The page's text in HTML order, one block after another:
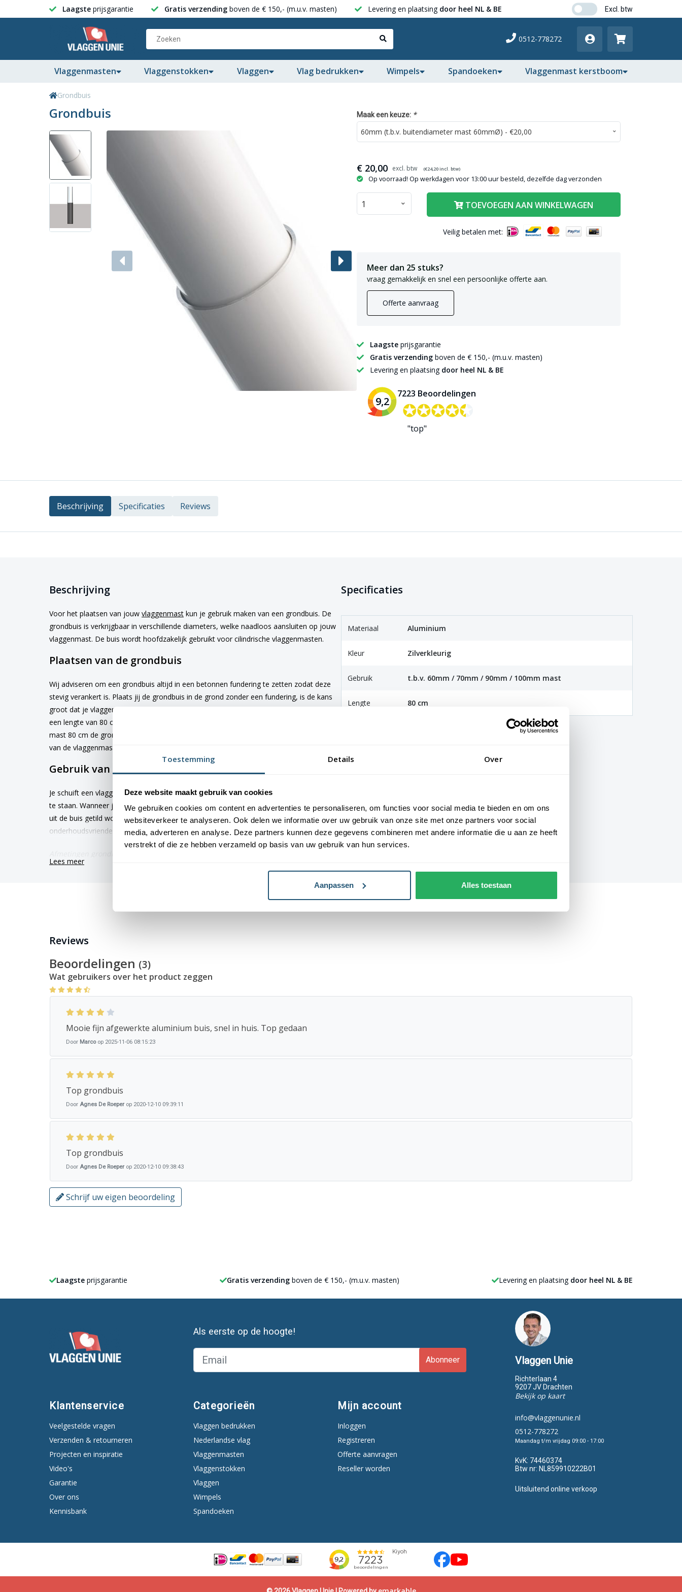
Toestemming Details Over
Deze website maakt gebruik van cookies
We gebruiken cookies om content en advertenties te personaliseren, om functies voor social media te bieden en om ons
websiteverkeer te analyseren. Ook delen we informatie over uw gebruik van onze site met onze partners voor social
media, adverteren en analyse. Deze partners kunnen deze gegevens combineren met andere informatie die u aan ze heeft
verstrekt of die ze hebben verzameld op basis van uw gebruik van hun services.
Aanpassen Alles toestaan
Laagste prijsgarantie Gratis verzending boven de € 150,- (m.u.v. masten) Levering en plaatsing door heel NL & BE
0512-778272
Vlaggenmasten Vlaggenstokken Vlaggen Vlag bedrukken Wimpels Spandoeken Vlaggenmast kerstboom
Grondbuis
Grondbuis Maak een keuze: *
€ 20,00 (€24,20incl. btw)
Op voorraad! Op werkdagen voor 13:00 uur besteld, dezelfde dag verzonden
TOEVOEGEN AAN WINKELWAGEN
Veilig betalen met:
Meer dan 25 stuks?
vraag gemakkelijk en snel een persoonlijke offerte aan.
Offerte aanvraag
Laagste prijsgarantie
Gratis verzending boven de € 150,- (m.u.v. masten)
Levering en plaatsing door heel NL & BE
9,2
7223 Beoordelingen
✪✪✪✪✪
✪✪✪✪✪
"top"
Beschrijving Specificaties Reviews
Beschrijving
Voor het plaatsen van jouw vlaggenmast kun je gebruik maken van een grondbuis. De
grondbuis is verkrijgbaar in verschillende diameters, welke naadloos aansluiten op jouw
vlaggenmast. De buis wordt hoofdzakelijk gebruikt voor cilindrische vlaggenmasten.
Plaatsen van de grondbuis
Wij adviseren om een grondbuis altijd in een betonnen fundering te zetten zodat deze
stevig verankert is. Plaats jij de grondbuis in de grond zonder een fundering, is de kans
groot dat je vlaggenmast na verloop van tijd scheef komt te staan. De grondbuis heeft
een lengte van 80 cm. Houdt met de aanschaf van je vlaggenmast dus rekening dat de
mast 80 cm de grond in zakt. De diameter van de grondbuis stem je af op de diameter
van de vlaggenmast. De dient er strak in te vallen.
Gebruik van een grondbuis
Je schuift een vlaggenmast van bovenaf in de grondbuis. Deze dient dus volledig rechtop
te staan. Wanneer jij de mast wil schoonmaken of wilt onderhouden dan moet de mast
uit de buis getild worden. De grondbuis is gemaakt van aluminium en daardoor
onderhoudsvriendelijk.
- Diameter: 60mm t/m 100mm (afhankelijk van de buitendiameter van de mast)
Lees meer
Specificaties
Materiaal Aluminium
Kleur Zilverkleurig
Gebruik t.b.v. 60mm / 70mm / 90mm / 100mm mast
Lengte 80 cm
Reviews
Beoordelingen (3)
Wat gebruikers over het product zeggen
Mooie fijn afgewerkte aluminium buis, snel in huis. Top gedaan
Door Marcoop 2025-11-06 08:15:23
Top grondbuis
Door Agnes De Roeperop 2020-12-10 09:39:11
Top grondbuis
Door Agnes De Roeperop 2020-12-10 09:38:43
Schrijf uw eigen beoordeling
Laagste prijsgarantie Gratis verzending boven de € 150,- (m.u.v. masten) Levering en plaatsing door heel NL & BE
Als eerste op de hoogte!
Abonneer
Klantenservice
Veelgestelde vragen
Verzenden & retourneren
Projecten en inspiratie
Video's
Garantie
Over ons
Kennisbank
Categorieën
Vlaggen bedrukken
Nederlandse vlag
Vlaggenmasten
Vlaggenstokken
Vlaggen
Wimpels
Spandoeken
Mijn account
Inloggen
Registreren
Offerte aanvragen
Reseller worden
Vlaggen Unie
Richterlaan 4
9207 JV Drachten
Bekijk op kaart
info@vlaggenunie.nl
0512-778272
Maandag t/m vrijdag 09:00 - 17:00
KvK: 74460374
Btw nr: NL859910222B01
Uitsluitend online verkoop